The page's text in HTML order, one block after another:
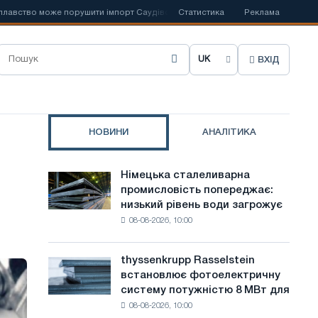
порушити імпорт Саудівської сталі 📰Іспанська Acerinox
Статистика Реклама
О
р
и
м
в
у
с
ВХІД
НОВИНИ АНАЛІТИКА
Німецька
сталеливарна
промисловість
води
загрожує
Німецька сталеливарна
промисловість попереджає:
низький рівень води загрожує
08-08-2026, 10:00
thyssenkrupp
Rasselstein
встановлює
фотоелектричну
thyssenkrupp Rasselstein
встановлює фотоелектричну
систему потужністю 8 МВт для
08-08-2026, 10:00